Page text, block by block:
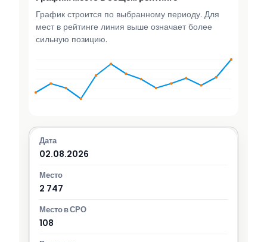
График строится по выбранному периоду. Для
мест в рейтинге линия выше означает более
сильную позицию.
02.08.2026
2 747
108